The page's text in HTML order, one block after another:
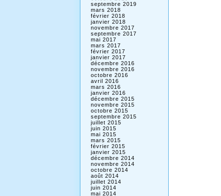
septembre 2019
mars 2018
février 2018
janvier 2018
novembre 2017
septembre 2017
mai 2017
mars 2017
février 2017
janvier 2017
décembre 2016
novembre 2016
octobre 2016
avril 2016
mars 2016
janvier 2016
décembre 2015
novembre 2015
octobre 2015
septembre 2015
juillet 2015
juin 2015
mai 2015
mars 2015
février 2015
janvier 2015
décembre 2014
novembre 2014
octobre 2014
août 2014
juillet 2014
juin 2014
mai 2014